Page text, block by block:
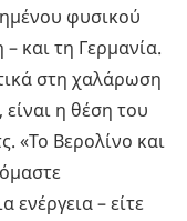
φυσικού
και τη Γερμανία.
στη χαλάρωση
η θέση του
«Το Βερολίνο και
ενέργεια – είτε